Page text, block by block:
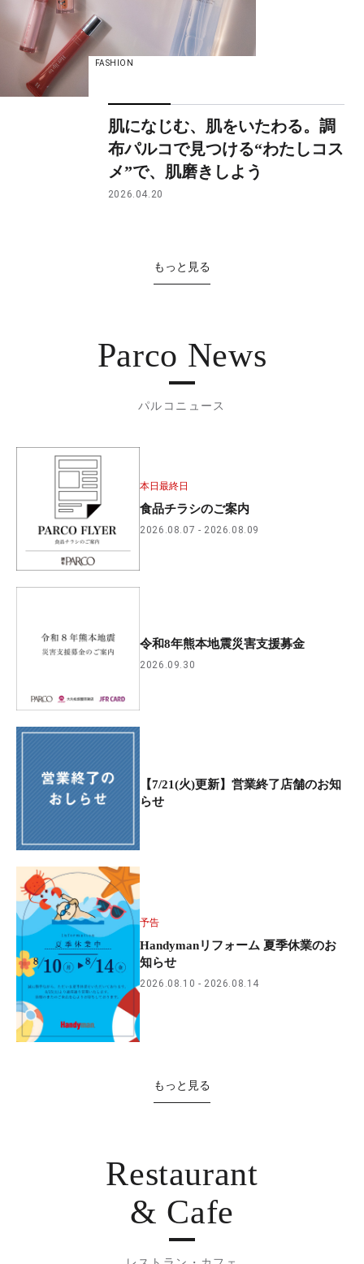
FASHION
肌になじむ、肌をいたわる。調
布パルコで見つける“わたしコス
メ”で、肌磨きしよう
2026.04.20
もっと見る
Parco News
パルコニュース
本日最終日
食品チラシのご案内
2026.08.07 2026.08.09
令和8年熊本地震災害支援募金
2026.09.30
【7/21(火)更新】営業終了店舗のお知
らせ
予告
Handymanリフォーム 夏季休業のお
知らせ
2026.08.10 2026.08.14
もっと見る
Restaurant
& Cafe